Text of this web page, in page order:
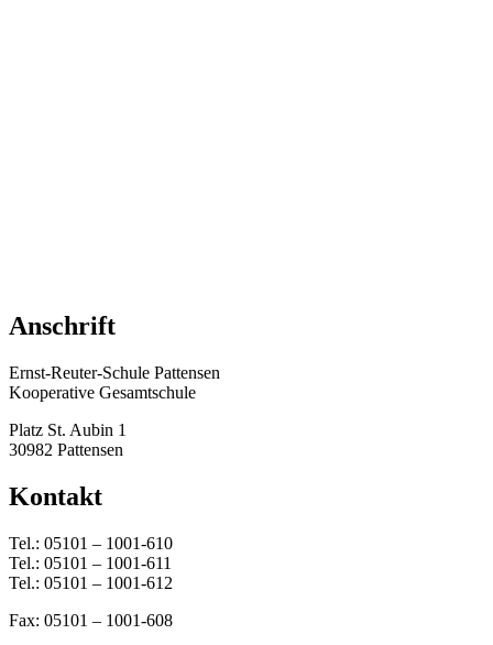
Anschrift
Ernst-Reuter-Schule Pattensen
Kooperative Gesamtschule
Platz St. Aubin 1
30982 Pattensen
Kontakt
Tel.: 05101 – 1001-610
Tel.: 05101 – 1001-611
Tel.: 05101 – 1001-612
Fax: 05101 – 1001-608